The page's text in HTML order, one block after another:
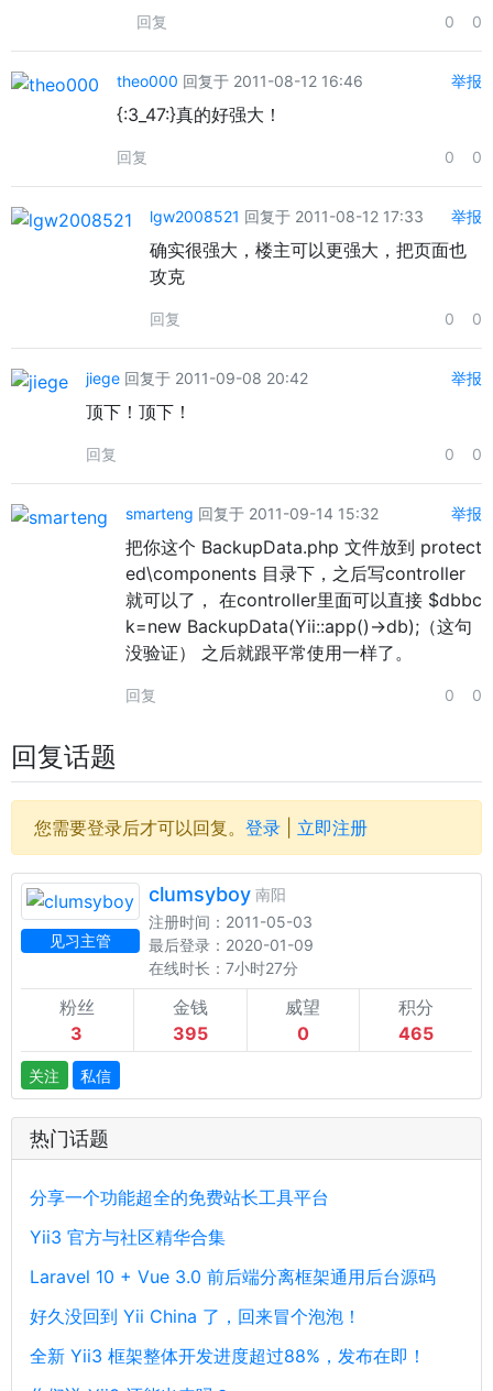
回复 0 0
theo000 回复于 2011-08-12 16:46 举报
{:3_47:}真的好强大！
回复 0 0
lgw2008521 回复于 2011-08-12 17:33 举报
确实很强大，楼主可以更强大，把页面也
攻克
回复 0 0
jiege 回复于 2011-09-08 20:42 举报
顶下！顶下！
回复 0 0
smarteng 回复于 2011-09-14 15:32 举报
把你这个 BackupData.php 文件放到 protect
ed\components 目录下，之后写controller
就可以了， 在controller里面可以直接 $dbbc
k=new BackupData(Yii::app()->db);（这句
没验证） 之后就跟平常使用一样了。
回复 0 0
回复话题
您需要登录后才可以回复。 登录 立即注册
见习主管
clumsyboy 南阳
注册时间：2011-05-03
最后登录：2020-01-09
在线时长：7小时27分
粉丝
3
金钱
395
威望
0
积分
465
关注 私信
热门话题
分享一个功能超全的免费站长工具平台
Yii3 官方与社区精华合集
Laravel 10 + Vue 3.0 前后端分离框架通用后台源码
好久没回到 Yii China 了，回来冒个泡泡！
全新 Yii3 框架整体开发进度超过88%，发布在即！